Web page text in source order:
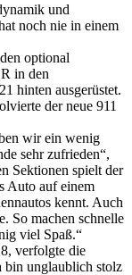
und
noch nie in einem
optional
in den
hinten ausgerüstet.
der neue 911
wir ein wenig
sehr zufrieden“,
Sektionen spielt der
Auto auf einem
kennt. Auch
So machen schnelle
viel Spaß.“
verfolgte die
bin unglaublich stolz